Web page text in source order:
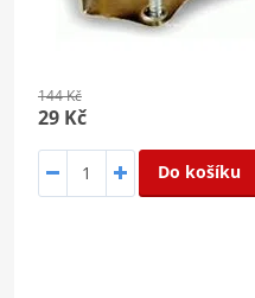
144 Kč
29 Kč
Do košíku